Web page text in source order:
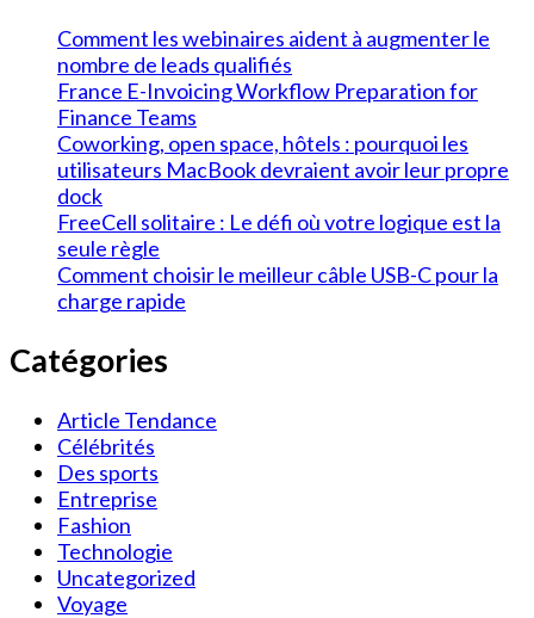
Comment les webinaires aident à augmenter le
nombre de leads qualifiés
France E-Invoicing Workflow Preparation for
Finance Teams
Coworking, open space, hôtels : pourquoi les
utilisateurs MacBook devraient avoir leur propre
dock
FreeCell solitaire : Le défi où votre logique est la
seule règle
Comment choisir le meilleur câble USB-C pour la
charge rapide
Catégories
Article Tendance
Célébrités
Des sports
Entreprise
Fashion
Technologie
Uncategorized
Voyage